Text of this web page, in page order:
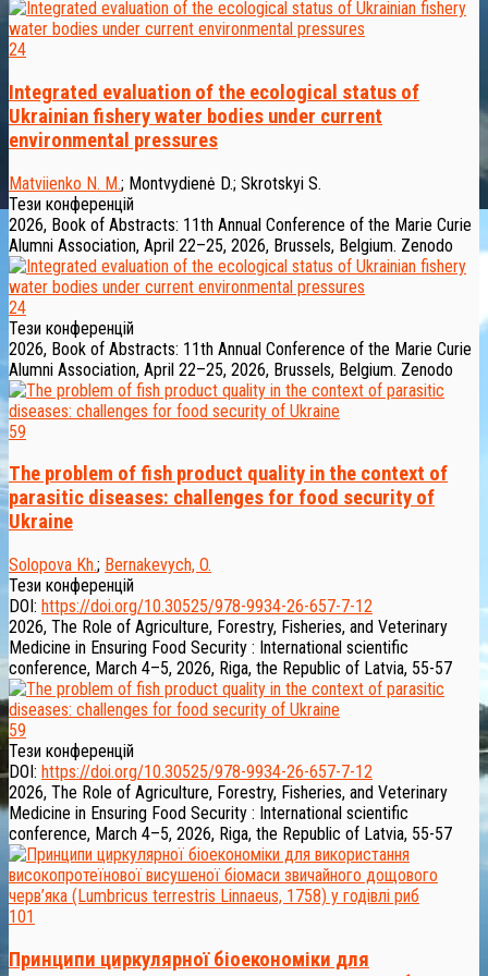
24
Integrated evaluation of the ecological status of
Ukrainian fishery water bodies under current
environmental pressures
Matviienko N. M.; Montvydienė D.; Skrotskyi S.
Тези конференцій
2026, Book of Abstracts: 11th Annual Conference of the Marie Curie
Alumni Association, April 22–25, 2026, Brussels, Belgium. Zenodo
24
Тези конференцій
2026, Book of Abstracts: 11th Annual Conference of the Marie Curie
Alumni Association, April 22–25, 2026, Brussels, Belgium. Zenodo
59
The problem of fish product quality in the context of
parasitic diseases: challenges for food security of
Ukraine
Solopova Kh.; Bernakevych, O.
Тези конференцій
DOI: https://doi.org/10.30525/978-9934-26-657-7-12
2026, The Role of Agriculture, Forestry, Fisheries, and Veterinary
Medicine in Ensuring Food Security : International scientific
conference, March 4–5, 2026, Riga, the Republic of Latvia, 55-57
59
Тези конференцій
DOI: https://doi.org/10.30525/978-9934-26-657-7-12
2026, The Role of Agriculture, Forestry, Fisheries, and Veterinary
Medicine in Ensuring Food Security : International scientific
conference, March 4–5, 2026, Riga, the Republic of Latvia, 55-57
101
Принципи циркулярної біоекономіки для